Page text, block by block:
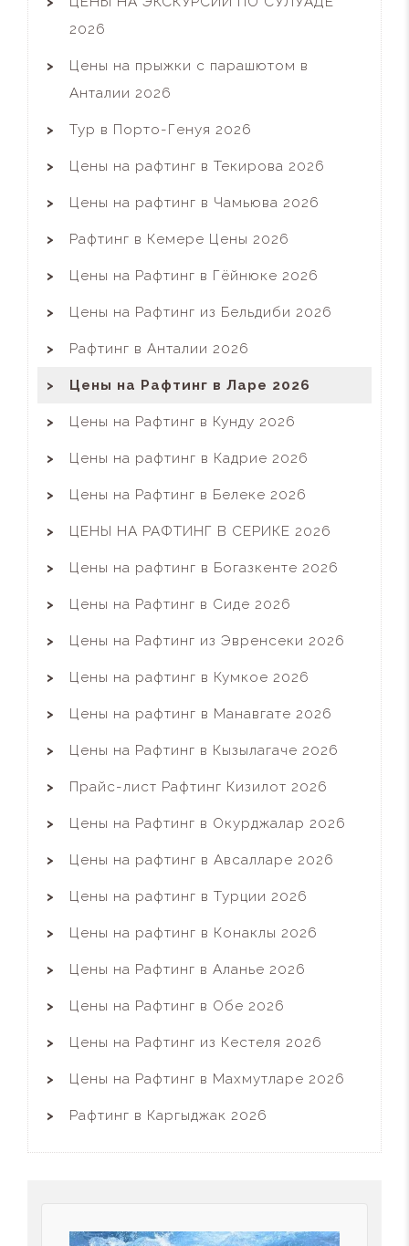
2026
Цены на прыжки с парашютом в
Анталии 2026
Тур в Порто-Генуя 2026
Цены на рафтинг в Текирова 2026
Цены на рафтинг в Чамьюва 2026
Рафтинг в Кемере Цены 2026
Цены на Рафтинг в Гёйнюке 2026
Цены на Рафтинг из Бельдиби 2026
Рафтинг в Анталии 2026
Цены на Рафтинг в Ларе 2026
Цены на Рафтинг в Кунду 2026
Цены на рафтинг в Кадрие 2026
Цены на Рафтинг в Белеке 2026
ЦЕНЫ НА РАФТИНГ В СЕРИКЕ 2026
Цены на рафтинг в Богазкенте 2026
Цены на Рафтинг в Сиде 2026
Цены на Рафтинг из Эвренсеки 2026
Цены на рафтинг в Кумкое 2026
Цены на рафтинг в Манавгате 2026
Цены на Рафтинг в Кызылагаче 2026
Прайс-лист Рафтинг Кизилот 2026
Цены на Рафтинг в Окурджалар 2026
Цены на рафтинг в Авсалларе 2026
Цены на рафтинг в Турции 2026
Цены на рафтинг в Конаклы 2026
Цены на Рафтинг в Аланье 2026
Цены на Рафтинг в Обе 2026
Цены на Рафтинг из Кестеля 2026
Цены на Рафтинг в Махмутларе 2026
Рафтинг в Каргыджак 2026